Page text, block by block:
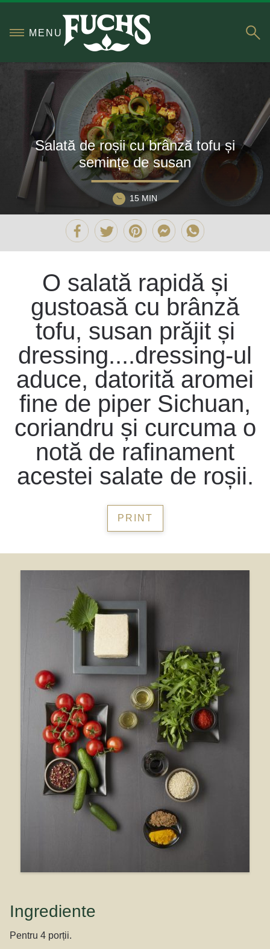
MENU
Salată de roșii cu brânză tofu și
semințe de susan
15 MIN
O salată rapidă și
gustoasă cu brânză
tofu, susan prăjit și
dressing....dressing-ul
aduce, datorită aromei
fine de piper Sichuan,
coriandru și curcuma o
notă de rafinament
acestei salate de roșii.
PRINT
Ingrediente
Pentru 4 porții.